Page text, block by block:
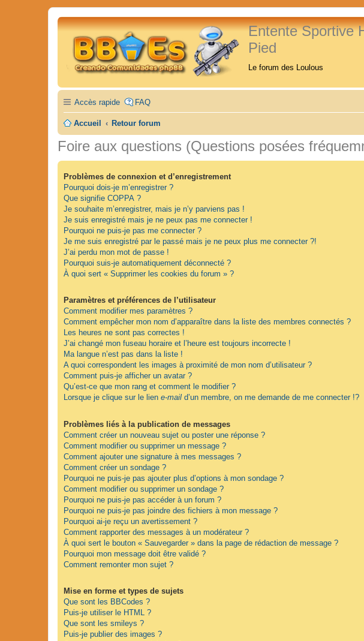
Entente Sportive
Pied
Le forum des Loulous
Accès rapide FAQ
Accueil Retour forum
Foire aux questions (Questions posées
Problèmes de connexion et d’enregistrement
Pourquoi dois-je m’enregistrer ?
Que signifie COPPA ?
Je souhaite m’enregistrer, mais je n’y parviens pas !
Je suis enregistré mais je ne peux pas me connecter !
Pourquoi ne puis-je pas me connecter ?
Je me suis enregistré par le passé mais je ne peux plus me connecter ?!
J’ai perdu mon mot de passe !
Pourquoi suis-je automatiquement déconnecté ?
À quoi sert « Supprimer les cookies du forum » ?
Paramètres et préférences de l’utilisateur
Comment modifier mes paramètres ?
Comment empêcher mon nom d’apparaître dans la liste des membres connectés ?
Les heures ne sont pas correctes !
J’ai changé mon fuseau horaire et l’heure est toujours incorrecte !
Ma langue n’est pas dans la liste !
A quoi correspondent les images à proximité de mon nom d’utilisateur ?
Comment puis-je afficher un avatar ?
Qu’est-ce que mon rang et comment le modifier ?
Lorsque je clique sur le lien e-mail d’un membre, on me demande de me connecter !?
Problèmes liés à la publication de messages
Comment créer un nouveau sujet ou poster une réponse ?
Comment modifier ou supprimer un message ?
Comment ajouter une signature à mes messages ?
Comment créer un sondage ?
Pourquoi ne puis-je pas ajouter plus d’options à mon sondage ?
Comment modifier ou supprimer un sondage ?
Pourquoi ne puis-je pas accéder à un forum ?
Pourquoi ne puis-je pas joindre des fichiers à mon message ?
Pourquoi ai-je reçu un avertissement ?
Comment rapporter des messages à un modérateur ?
À quoi sert le bouton « Sauvegarder » dans la page de rédaction de message ?
Pourquoi mon message doit être validé ?
Comment remonter mon sujet ?
Mise en forme et types de sujets
Que sont les BBCodes ?
Puis-je utiliser le HTML ?
Que sont les smileys ?
Puis-je publier des images ?